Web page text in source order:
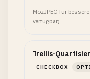
MozJPEG für
verfügbar)
Trellis-
CHECKBOX